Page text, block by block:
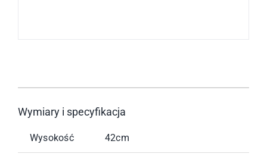
Wymiary i specyfikacja
Wysokość 42cm